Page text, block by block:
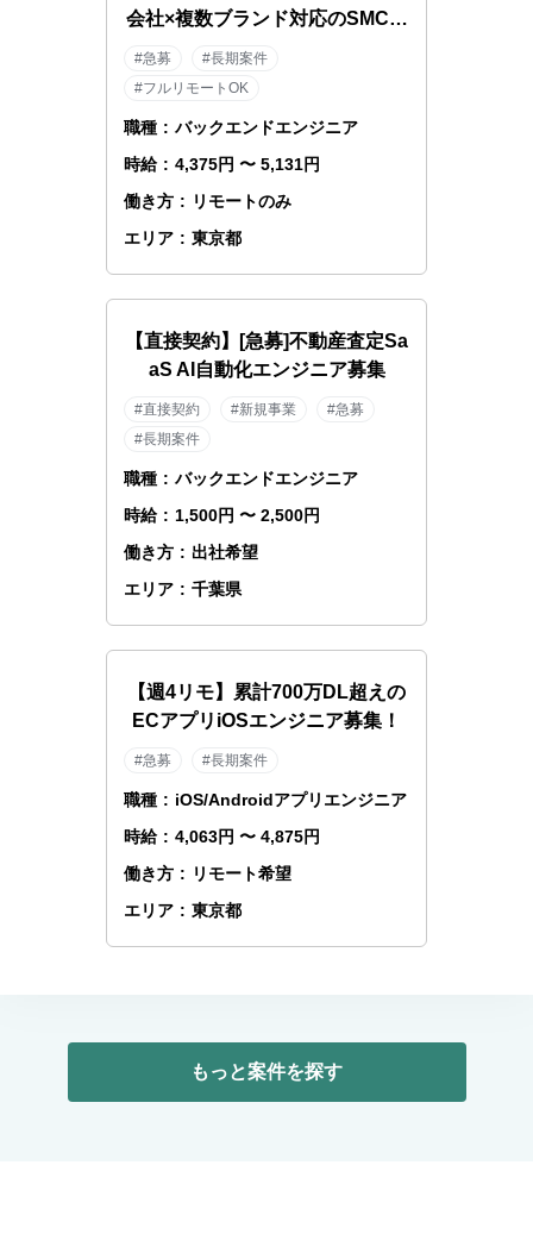
会社×複数ブランド対応のSMCエ
ンジニア
#急募
#長期案件
#フルリモートOK
職種 : バックエンドエンジニア
時給 : 4,375円 〜 5,131円
働き方 : リモートのみ
エリア : 東京都
【直接契約】[急募]不動産査定Sa
aS AI自動化エンジニア募集
#直接契約 #新規事業
#急募
#長期案件
職種 : バックエンドエンジニア
時給 : 1,500円 〜 2,500円
働き方 : 出社希望
エリア : 千葉県
【週4リモ】累計700万DL超えの
ECアプリiOSエンジニア募集！
#急募 #長期案件
職種 : iOS/Androidアプリエンジニア
時給 : 4,063円 〜 4,875円
働き方 : リモート希望
エリア : 東京都
もっと案件を探す